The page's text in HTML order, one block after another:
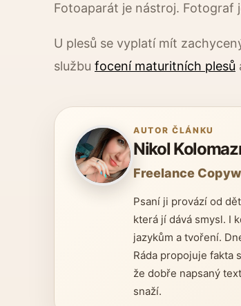
Fotoaparát je nástroj. Fotograf
U plesů se vyplatí mít
službu focení maturitních plesů
AUTOR ČLÁNKU
Nikol
Freelance
Psaní ji provází od
která jí dává smysl. I
jazykům a tvoření.
Ráda propojuje fakta
že dobře napsaný
snaží.